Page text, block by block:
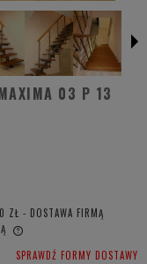
03 P 13
ZŁ - DOSTAWA FIRMĄ
PŁATNOŚCI
SPRAWDŹ FORMY DOSTAWY